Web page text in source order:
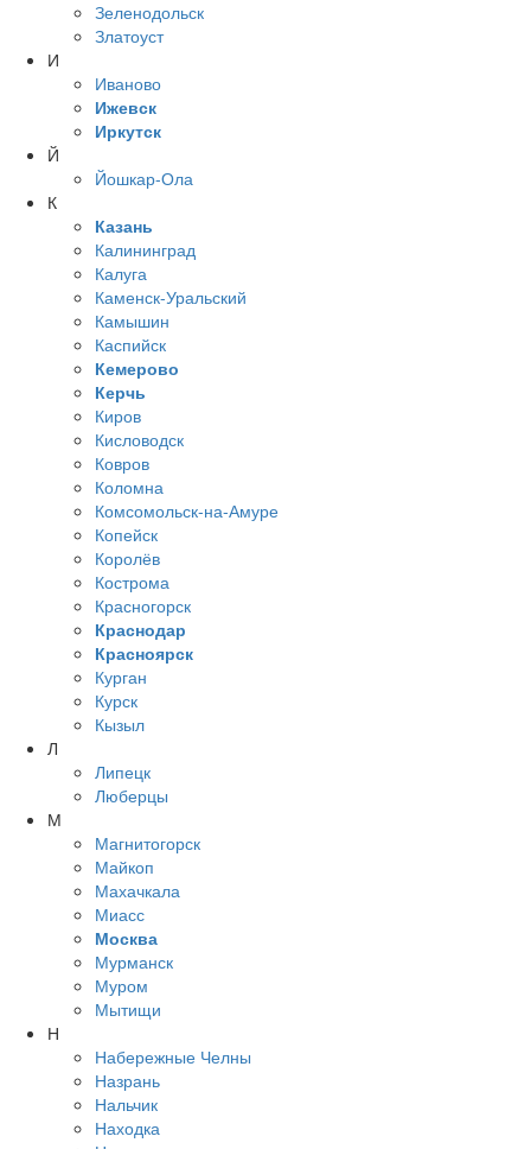
Зеленодольск
Златоуст
И
Иваново
Ижевск
Иркутск
Й
Йошкар-Ола
К
Казань
Калининград
Калуга
Каменск-Уральский
Камышин
Каспийск
Кемерово
Керчь
Киров
Кисловодск
Ковров
Коломна
Комсомольск-на-Амуре
Копейск
Королёв
Кострома
Красногорск
Краснодар
Красноярск
Курган
Курск
Кызыл
Л
Липецк
Люберцы
М
Магнитогорск
Майкоп
Махачкала
Миасс
Москва
Мурманск
Муром
Мытищи
Н
Набережные Челны
Назрань
Нальчик
Находка